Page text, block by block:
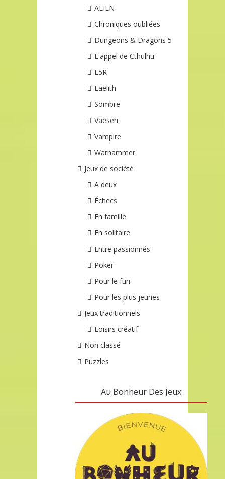
ALIEN
Chroniques oubliées
Dungeons & Dragons 5
L'appel de Cthulhu.
L5R
Laelith
Sombre
Vaesen
Vampire
Warhammer
Jeux de société
A deux
Échecs
En famille
En solitaire
Entre passionnés
Poker
Pour le fun
Pour les plus jeunes
Jeux traditionnels
Loisirs créatif
Non classé
Puzzles
Au Bonheur Des Jeux